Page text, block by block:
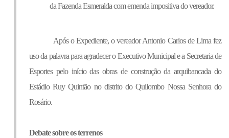
da Fazenda Esmeralda com emenda impositiva do vereador.
Após o Expediente, o vereador Antonio Carlos de Lima fez
uso da palavra para agradecer o Executivo Municipal e a Secretaria de
Esportes pelo início das obras de construção da arquibancada do
Estádio Ruy Quintão no distrito do Quilombo Nossa Senhora do
Rosário.
Debate sobre os terrenos